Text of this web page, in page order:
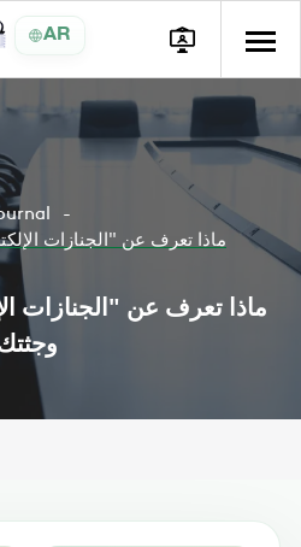
AR
ماذا تعرف عن "الجنازات
ماذا تعرف عن "الجنازات